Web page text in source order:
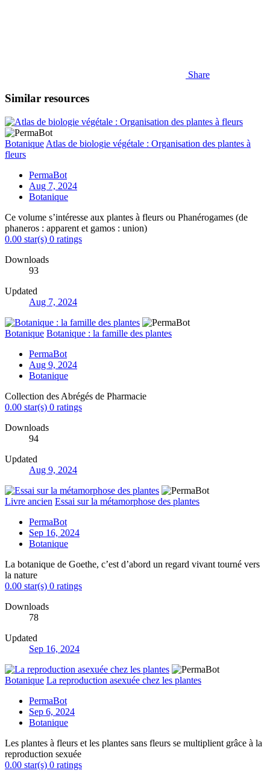
Share
Similar resources
Botanique Atlas de biologie végétale : Organisation des plantes à
fleurs
PermaBot
Aug 7, 2024
Botanique
Ce volume s’intéresse aux plantes à fleurs ou Phanérogames (de
phaneros : apparent et gamos : union)
0.00 star(s) 0 ratings
Downloads
93
Updated
Aug 7, 2024
Botanique Botanique : la famille des plantes
PermaBot
Aug 9, 2024
Botanique
Collection des Abrégés de Pharmacie
0.00 star(s) 0 ratings
Downloads
94
Updated
Aug 9, 2024
Livre ancien Essai sur la métamorphose des plantes
PermaBot
Sep 16, 2024
Botanique
La botanique de Goethe, c’est d’abord un regard vivant tourné vers
la nature
0.00 star(s) 0 ratings
Downloads
78
Updated
Sep 16, 2024
Botanique La reproduction asexuée chez les plantes
PermaBot
Sep 6, 2024
Botanique
Les plantes à fleurs et les plantes sans fleurs se multiplient grâce à la
reproduction sexuée
0.00 star(s) 0 ratings